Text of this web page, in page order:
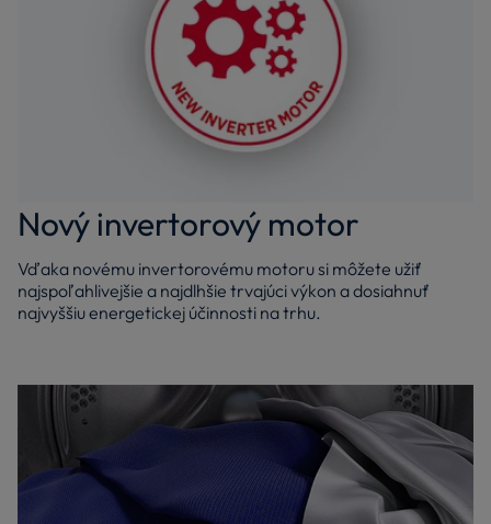
Nový invertorový motor
Vďaka novému invertorovému motoru si môžete užiť
najspoľahlivejšie a najdlhšie trvajúci výkon a dosiahnuť
najvyššiu energetickej účinnosti na trhu.